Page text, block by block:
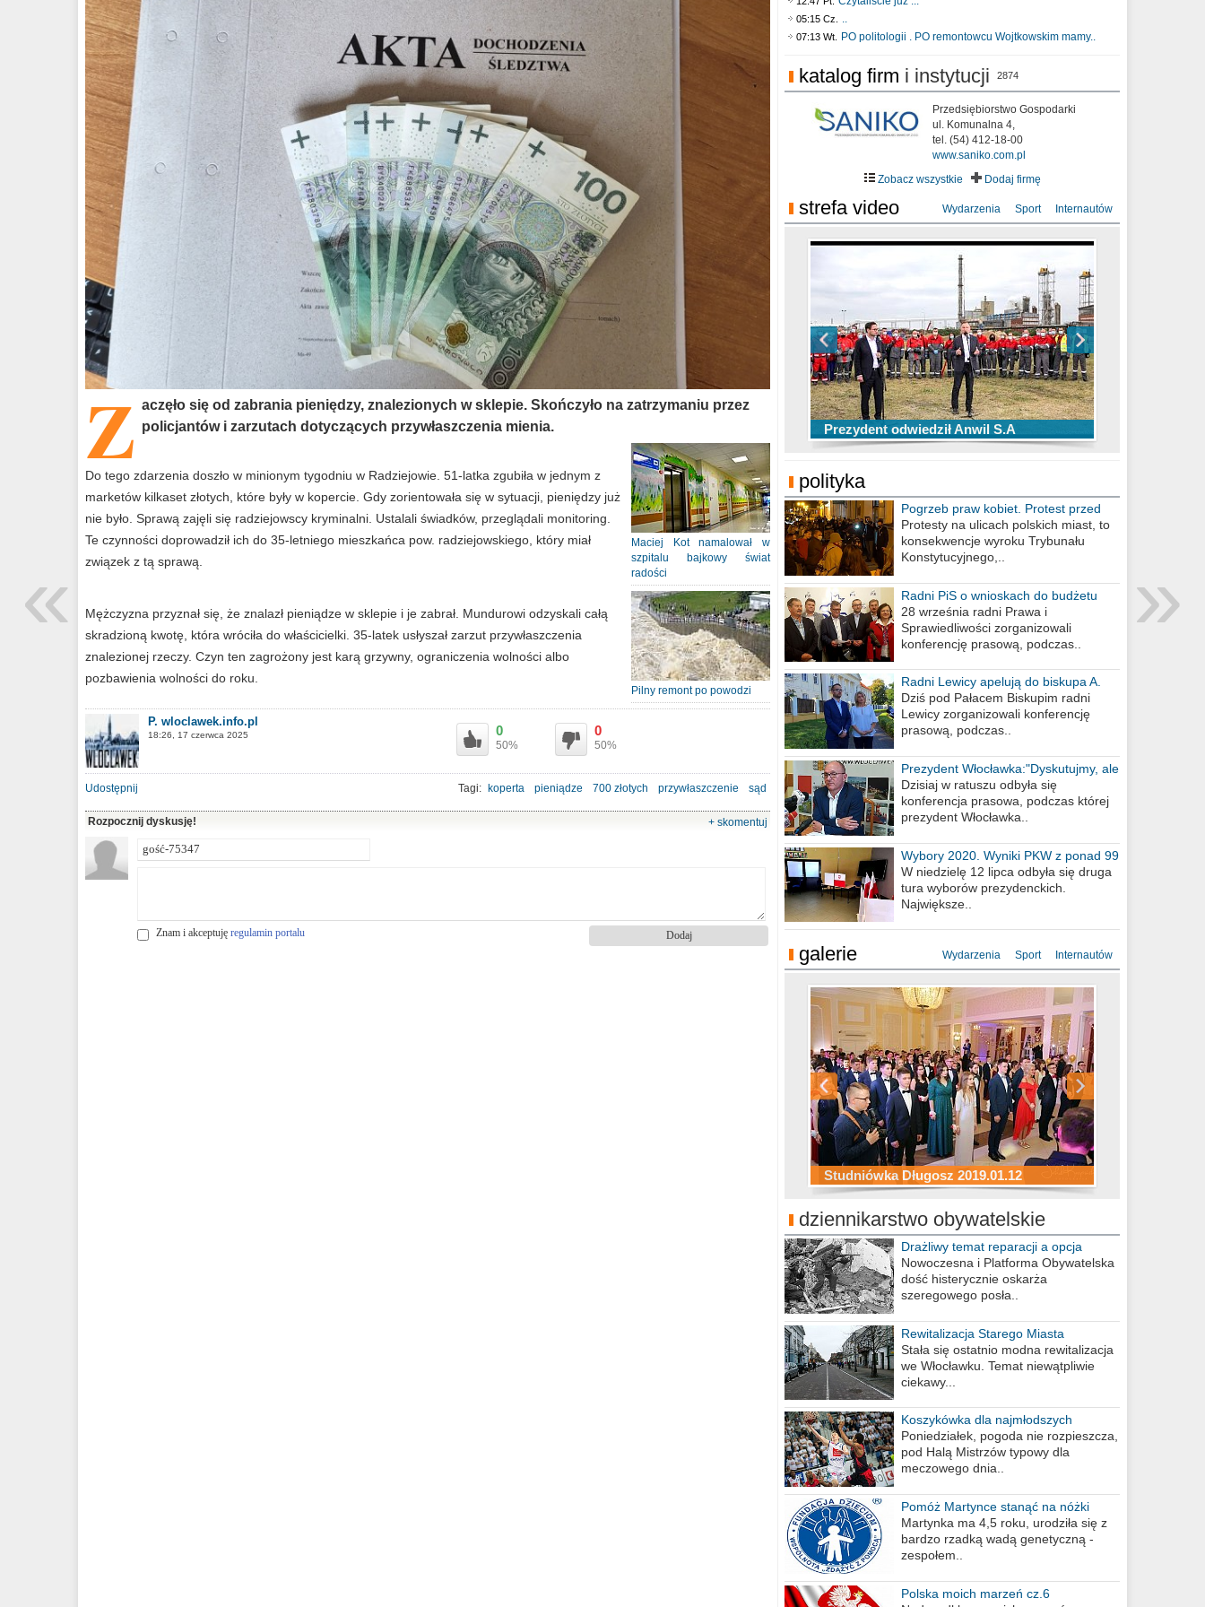
Z aczęło się od zabrania pieniędzy, znalezionych w sklepie. Skończyło na zatrzymaniu przez
policjantów i zarzutach dotyczących przywłaszczenia mienia.
Maciej Kot namalował w
szpitalu bajkowy świat
radości
Pilny remont po powodzi
Do tego zdarzenia doszło w minionym tygodniu w Radziejowie. 51-latka zgubiła w jednym z
marketów kilkaset złotych, które były w kopercie. Gdy zorientowała się w sytuacji, pieniędzy już
nie było. Sprawą zajęli się radziejowscy kryminalni. Ustalali świadków, przeglądali monitoring.
Te czynności doprowadził ich do 35-letniego mieszkańca pow. radziejowskiego, który miał
związek z tą sprawą.
Mężczyzna przyznał się, że znalazł pieniądze w sklepie i je zabrał. Mundurowi odzyskali całą
skradzioną kwotę, która wróciła do właścicielki. 35-latek usłyszał zarzut przywłaszczenia
znalezionej rzeczy. Czyn ten zagrożony jest karą grzywny, ograniczenia wolności albo
pozbawienia wolności do roku.
P. wloclawek.info.pl
18:26, 17 czerwca 2025 0
50%
0
50%
Udostępnij Tagi: koperta pieniądze 700 złotych przywłaszczenie sąd
Rozpocznij dyskusję! + skomentuj
Znam i akceptuję regulamin portalu
05:15 Cz. ..
07:13 Wt. PO politologii . PO remontowcu Wojtkowskim mamy..
katalog firm i instytucji 2874
Przedsiębiorstwo Gospodarki
ul. Komunalna 4,
tel. (54) 412-18-00
www.saniko.com.pl
Zobacz wszystkie
Dodaj firmę
strefa video Wydarzenia Sport Internautów
Prezydent odwiedził Anwil S.A
TOP 10 przechwytów Anwilu Włocławek
w EBL w sezonie 2019/2020
TOP 5 rzutów Anwilu Włocławek w BCL
w sezonie 2019/2020
Ni To Ponk - W oczach mamy strach
sixf33t .Last Year DRONE FOOTAGE
Włocławek
XXIII Sesja Rady Miasta Włocławek VIII
kadencji w dniu 09.06.2020 r.
polityka
Pogrzeb praw kobiet. Protest przed
biurem poselskim PiS
Protesty na ulicach polskich miast, to
konsekwencje wyroku Trybunału
Konstytucyjnego,..
Radni PiS o wnioskach do budżetu
miasta na 2021 rok
28 września radni Prawa i
Sprawiedliwości zorganizowali
konferencję prasową, podczas..
Radni Lewicy apelują do biskupa A.
Wiesława Meringa
Dziś pod Pałacem Biskupim radni
Lewicy zorganizowali konferencję
prasową, podczas..
Prezydent Włocławka:"Dyskutujmy, ale
nie obrażajmy się”
Dzisiaj w ratuszu odbyła się
konferencja prasowa, podczas której
prezydent Włocławka..
Wybory 2020. Wyniki PKW z ponad 99
procent obwodów
W niedzielę 12 lipca odbyła się druga
tura wyborów prezydenckich.
Największe..
galerie Wydarzenia Sport Internautów
Studniówka Długosz 2019.01.12
ZS Budowlanych 2019.01.12
Studniówka LZK 2019.01.11
Studniówka Kopernik 2019.01.11
Studniówka LMK 2019.01.05
Studniówka ZS Ekonomicznych
2019.01.05
dziennikarstwo obywatelskie
Drażliwy temat reparacji a opcja
berlińska
Nowoczesna i Platforma Obywatelska
dość histerycznie oskarża
szeregowego posła..
Rewitalizacja Starego Miasta
Stała się ostatnio modna rewitalizacja
we Włocławku. Temat niewątpliwie
ciekawy...
Koszykówka dla najmłodszych
Poniedziałek, pogoda nie rozpieszcza,
pod Halą Mistrzów typowy dla
meczowego dnia..
Pomóż Martynce stanąć na nóżki
Martynka ma 4,5 roku, urodziła się z
bardzo rzadką wadą genetyczną -
zespołem..
Polska moich marzeń cz.6
»
«